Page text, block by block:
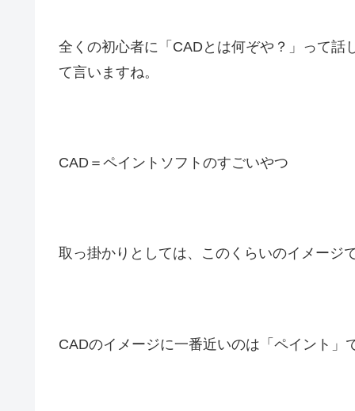
全くの初心者に「CADとは何ぞや？」って
て言いますね。
CAD＝ペイントソフトのすごいやつ
取っ掛かりとしては、このくらいのイメー
CADのイメージに一番近いのは「ペイント」